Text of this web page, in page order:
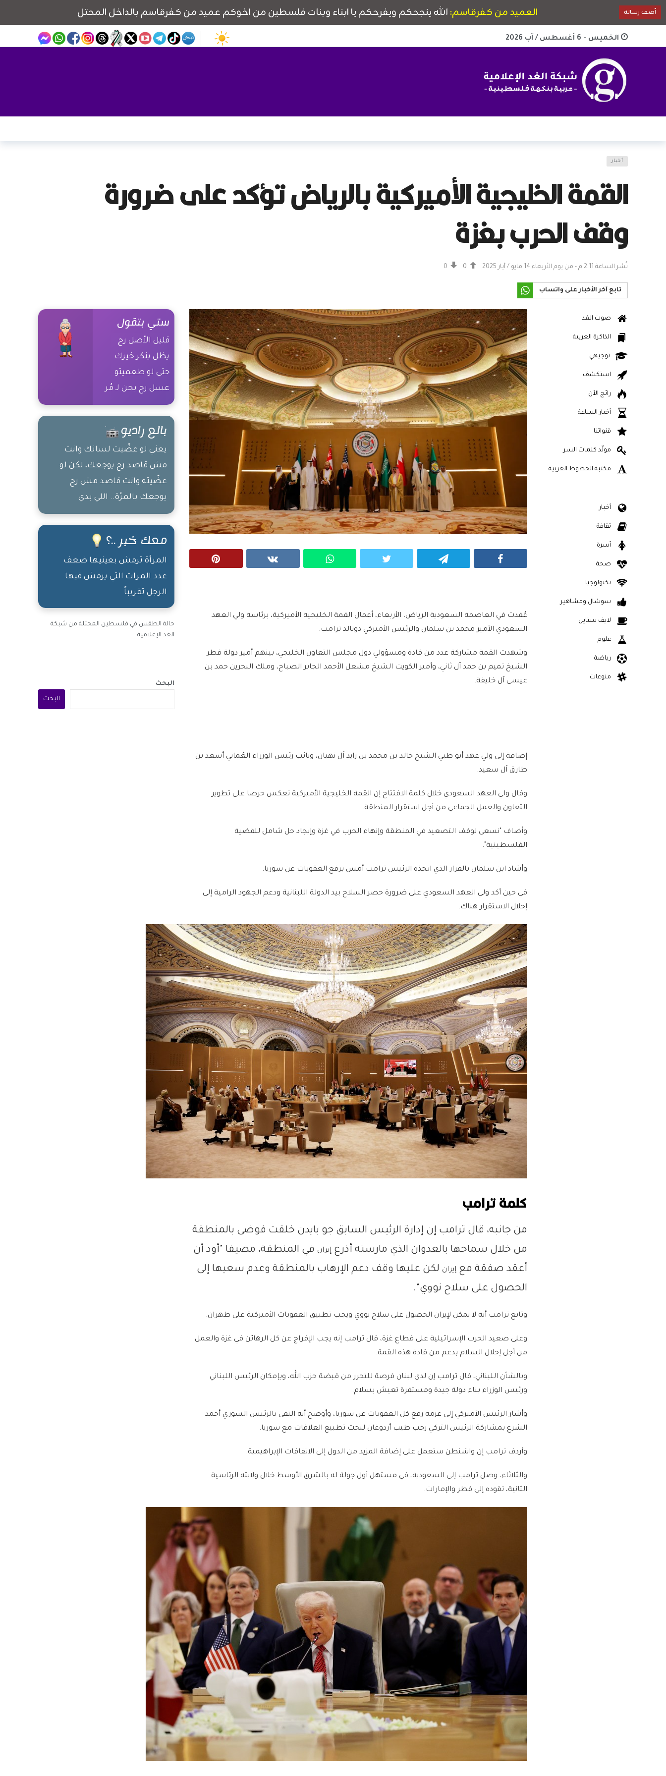
الخميس - 6 أغسطس / آب 2026
أخبار
القمة الخليجية الأميركية بالرياض تؤكد على ضرورة
وقف الحرب بغزة
نُشر الساعة 2:11 م - من يوم الأربعاء 14 مايو / أيار 2025 0
0
تابع آخر الأخبار على واتساب
عُقدت في العاصمة السعودية الرياض، الأربعاء، أعمال القمة الخليجية الأميركية، برئاسة ولي العهد
السعودي الأمير محمد بن سلمان والرئيس الأميركي دونالد ترامب.
وشهدت القمة مشاركة عدد من قادة ومسؤولي دول مجلس التعاون الخليجي، بينهم أمير دولة قطر
الشيخ تميم بن حمد آل ثاني، وأمير الكويت الشيخ مشعل الأحمد الجابر الصباح، وملك البحرين حمد بن
عيسى آل خليفة.
إضافة إلى ولي عهد أبو ظبي الشيخ خالد بن محمد بن زايد آل نهيان، ونائب رئيس الوزراء العُماني أسعد بن
طارق آل سعيد.
وقال ولي العهد السعودي خلال كلمة الافتتاح إن القمة الخليجية الأميركية تعكس حرصا على تطوير
التعاون والعمل الجماعي من أجل استقرار المنطقة.
وأضاف "نسعى لوقف التصعيد في المنطقة وإنهاء الحرب في غزة وإيجاد حل شامل للقضية
الفلسطينية".
وأشاد ابن سلمان بالقرار الذي اتخذه الرئيس ترامب أمس برفع العقوبات عن سوريا.
في حين أكد ولي العهد السعودي على ضرورة حصر السلاح بيد الدولة اللبنانية ودعم الجهود الرامية إلى
إحلال الاستقرار هناك.
كلمة ترامب
من جانبه، قال ترامب إن إدارة الرئيس السابق جو بايدن خلقت فوضى بالمنطقة
من خلال سماحها بالعدوان الذي مارسته أذرعإيران في المنطقة، مضيفا "أود أن
أعقد صفقة معإيران لكن عليها وقف دعم الإرهاب بالمنطقة وعدم سعيها إلى
الحصول على سلاح نووي".
وتابع ترامب أنه لا يمكن لإيران الحصول على سلاح نووي ويجب تطبيق العقوبات الأميركية على طهران.
وعلى صعيد الحرب الإسرائيلية على قطاع غزة، قال ترامب إنه يجب الإفراج عن كل الرهائن في غزة والعمل
من أجل إحلال السلام بدعم من قادة هذه القمة.
وبالشأن اللبناني، قال ترامب إن لدى لبنان فرصة للتحرر من قبضة حزب الله، وبإمكان الرئيس اللبناني
ورئيس الوزراء بناء دولة جيدة ومستقرة تعيش بسلام.
وأشار الرئيس الأميركي إلى عزمه رفع كل العقوبات عن سوريا، وأوضح أنه التقى بالرئيس السوري أحمد
الشرع بمشاركة الرئيس التركي رجب طيب أردوغان لبحث تطبيع العلاقات مع سوريا.
وأردف ترامب إن واشنطن ستعمل على إضافة المزيد من الدول إلى الاتفاقات الإبراهيمية.
والثلاثاء، وصل ترامب إلى السعودية، في مستهل أول جولة له بالشرق الأوسط خلال ولايته الرئاسية
الثانية، تقوده إلى قطر والإمارات.
ستي بتقول
قليل الأصل رح
يظل ينكر خيرك
حتى لو طعميتو
عسل رح يحن لـ مُر
غيرك
بالع راديو
يعني لو عضّيت لسانك وانت
مش قاصد رح يوجعك، لكن لو
عضّيته وانت قاصد مش رح
يوجعك بالمرّة.. اللي بدي
أحكيلك إياه؛ عقلك مش رح
متوقعها ورح توجعه أكثر من
الأشياء اللي عقلك حاسب
حسابها
معك خبر ..؟
المرأة ترمش بعينيها ضعف
عدد المرات التي يرمش فيها
الرجل تقريباً
حالة الطقس في فلسطين المحتلة من شبكة
الغد الإعلامية
البحث
البحث
صوت الغد
الذاكرة العربية
توجيهي
استكشف
رائج الآن
أخبار الساعة
قنواتنا
مولّد كلمات السر
مكتبة الخطوط العربية
أخبار
ثقافة
أسرة
صحة
تكنولوجيا
سوشال ومشاهير
لايف ستايل
علوم
رياضة
منوعات